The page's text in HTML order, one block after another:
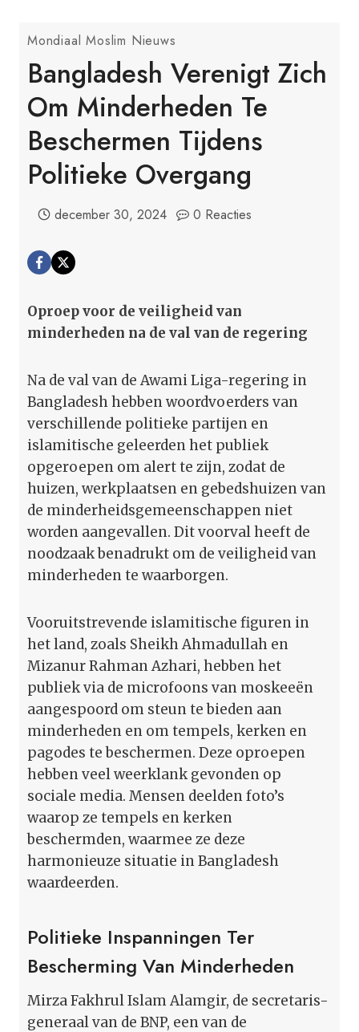
Mondiaal Moslim Nieuws
Bangladesh Verenigt Zich
Om Minderheden Te
Beschermen Tijdens
Politieke Overgang
december 30, 2024 0 Reacties
Oproep voor de veiligheid van
minderheden na de val van de regering
Na de val van de Awami Liga-regering in
Bangladesh hebben woordvoerders van
verschillende politieke partijen en
islamitische geleerden het publiek
opgeroepen om alert te zijn, zodat de
huizen, werkplaatsen en gebedshuizen van
de minderheidsgemeenschappen niet
worden aangevallen. Dit voorval heeft de
noodzaak benadrukt om de veiligheid van
minderheden te waarborgen.
Vooruitstrevende islamitische figuren in
het land, zoals Sheikh Ahmadullah en
Mizanur Rahman Azhari, hebben het
publiek via de microfoons van moskeeën
aangespoord om steun te bieden aan
minderheden en om tempels, kerken en
pagodes te beschermen. Deze oproepen
hebben veel weerklank gevonden op
sociale media. Mensen deelden foto’s
waarop ze tempels en kerken
beschermden, waarmee ze deze
harmonieuze situatie in Bangladesh
waardeerden.
Politieke Inspanningen Ter
Bescherming Van Minderheden
Mirza Fakhrul Islam Alamgir, de secretaris-
generaal van de BNP, een van de